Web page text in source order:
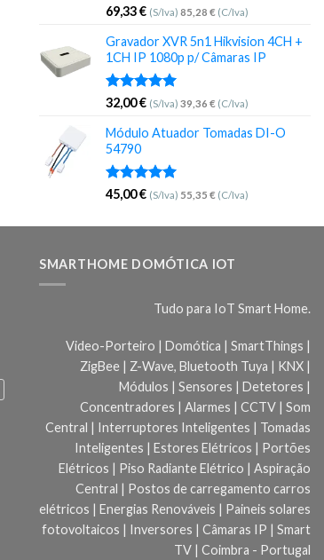
Avaliação
69,33€ (S/Iva) 85,28 € (C/Iva)
Gravador XVR 5n1 Hikvision 4CH +
1CH IP 1080p p/ Câmaras IP
Avaliação
32,00€ (S/Iva) 39,36 € (C/Iva)
Módulo Atuador Tomadas DI-O
54790
Avaliação
45,00€ (S/Iva) 55,35 € (C/Iva)
SMARTHOME DOMÓTICA IOT
Tudo para IoT Smart Home.
Video-Porteiro | Domótica | SmartThings |
ZigBee | Z-Wave, Bluetooth Tuya | KNX |
Módulos | Sensores | Detetores |
Concentradores | Alarmes | CCTV | Som
Central | Interruptores Inteligentes | Tomadas
Inteligentes | Estores Elétricos | Portões
Elétricos | Piso Radiante Elétrico | Aspiração
Central | Postos de carregamento carros
elétricos | Energias Renováveis | Paineis solares
fotovoltaicos | Inversores | Câmaras IP | Smart
TV | Coimbra - Portugal